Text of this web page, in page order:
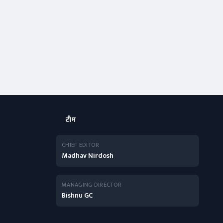
टीम
CHIEF EDITOR
Madhav Nirdosh
MANAGING DIRECTOR
Bishnu GC